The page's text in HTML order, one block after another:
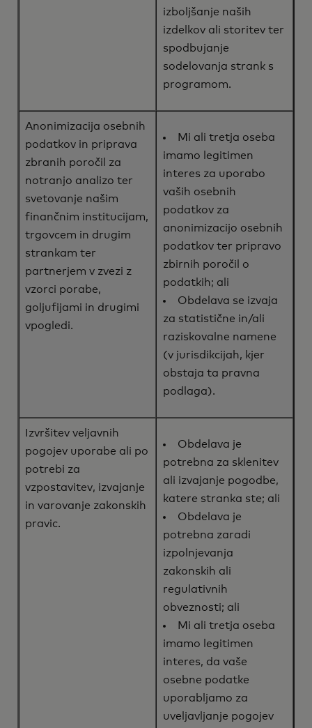
izboljšanje naših
izdelkov ali storitev ter
spodbujanje
sodelovanja strank s
programom.
Anonimizacija osebnih
podatkov in priprava
zbranih poročil za
notranjo analizo ter
svetovanje našim
finančnim institucijam,
trgovcem in drugim
strankam ter
partnerjem v zvezi z
vzorci porabe,
goljufijami in drugimi
vpogledi.
Mi ali tretja oseba
imamo legitimen
interes za uporabo
vaših osebnih
podatkov za
anonimizacijo osebnih
podatkov ter pripravo
zbirnih poročil o
podatkih; ali
Obdelava se izvaja
za statistične in/ali
raziskovalne namene
(v jurisdikcijah, kjer
obstaja ta pravna
podlaga).
Izvršitev veljavnih
pogojev uporabe ali po
potrebi za
vzpostavitev, izvajanje
in varovanje zakonskih
pravic.
Obdelava je
potrebna za sklenitev
ali izvajanje pogodbe,
katere stranka ste; ali
Obdelava je
potrebna zaradi
izpolnjevanja
zakonskih ali
regulativnih
obveznosti; ali
Mi ali tretja oseba
imamo legitimen
interes, da vaše
osebne podatke
uporabljamo za
uveljavljanje pogojev